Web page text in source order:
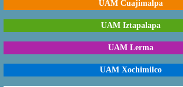
UAM Cuajimalpa
UAM Iztapalapa
UAM Lerma
UAM Xochimilco